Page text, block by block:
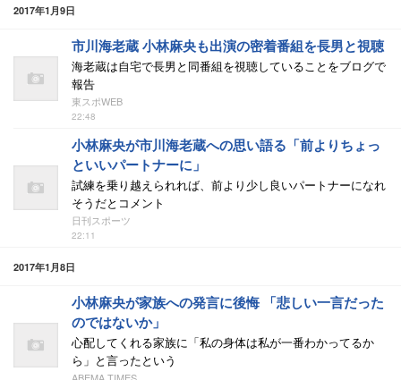
2017年1月9日
市川海老蔵 小林麻央も出演の密着番組を長男と視聴
海老蔵は自宅で長男と同番組を視聴していることをブログで
報告
東スポWEB
22:48
小林麻央が市川海老蔵への思い語る「前よりちょっ
といいパートナーに」
試練を乗り越えられれば、前より少し良いパートナーになれ
そうだとコメント
日刊スポーツ
22:11
2017年1月8日
小林麻央が家族への発言に後悔 「悲しい一言だった
のではないか」
心配してくれる家族に「私の身体は私が一番わかってるか
ら」と言ったという